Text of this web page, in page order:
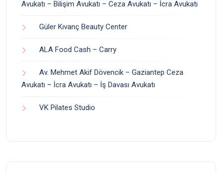
Avukatı – Bilişim Avukatı – Ceza Avukatı – İcra Avukatı
Güler Kıvanç Beauty Center
ALA Food Cash – Carry
Av. Mehmet Akif Dövencik – Gaziantep Ceza
Avukatı – İcra Avukatı – İş Davası Avukatı
VK Pilates Studio